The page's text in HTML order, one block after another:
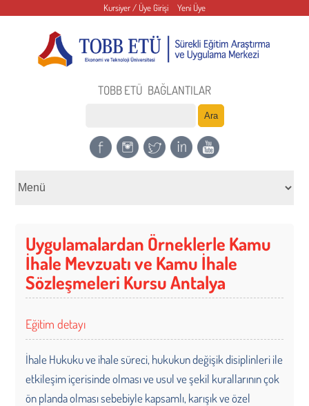
Kursiyer / Üye Girişi Yeni Üye
TOBB ETÜ BAĞLANTILAR
Uygulamalardan Örneklerle Kamu
İhale Mevzuatı ve Kamu İhale
Sözleşmeleri Kursu Antalya
Eğitim detayı
İhale Hukuku ve ihale süreci, hukukun değişik disiplinleri ile
etkileşim içerisinde olması ve usul ve şekil kurallarının çok
ön planda olması sebebiyle kapsamlı, karışık ve özel